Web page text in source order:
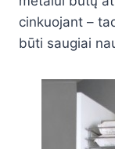
cinkuojant –
būti saugiai